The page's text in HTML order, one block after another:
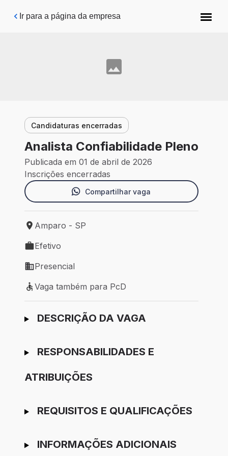
Pular para o conteúdo principal
Ir para a página da empresa
Candidaturas encerradas
Analista Confiabilidade Pleno
Publicada em 01 de abril de 2026
Inscrições encerradas
Compartilhar vaga
Local de trabalho: Amparo - SP
Amparo - SP
Tipo de vaga: Efetivo
Efetivo
Modelo de trabalho: Presencial
Presencial
Vaga também para PcD
Vaga também para PcD
Ir para candidatura
DESCRIÇÃO DA VAGA
RESPONSABILIDADES E
ATRIBUIÇÕES
REQUISITOS E QUALIFICAÇÕES
INFORMAÇÕES ADICIONAIS